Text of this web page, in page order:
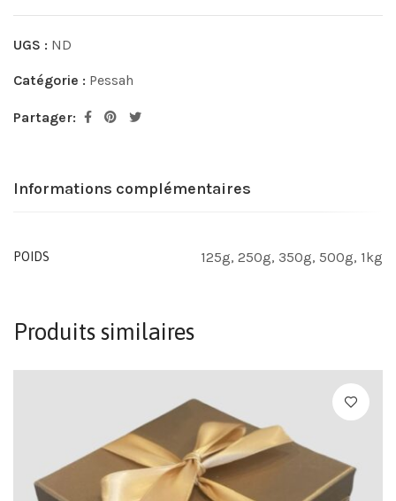
UGS : ND
Catégorie : Pessah
Partager:
Informations complémentaires
POIDS 125g, 250g, 350g, 500g, 1kg
Produits similaires